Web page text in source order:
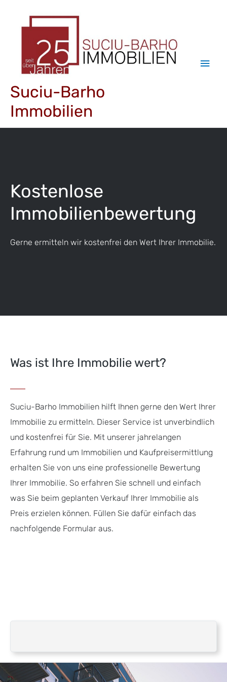
Suciu-Barho
Immobilien
Kostenlose
Immobilienbewertung
Gerne ermitteln wir kostenfrei den Wert Ihrer Immobilie.
Was ist Ihre Immobilie wert?
Suciu-Barho Immobilien hilft Ihnen gerne den Wert Ihrer
Immobilie zu ermitteln. Dieser Service ist unverbindlich
und kostenfrei für Sie. Mit unserer jahrelangen
Erfahrung rund um Immobilien und Kaufpreisermittlung
erhalten Sie von uns eine professionelle Bewertung
Ihrer Immobilie. So erfahren Sie schnell und einfach
was Sie beim geplanten Verkauf Ihrer Immobilie als
Preis erzielen können. Füllen Sie dafür einfach das
nachfolgende Formular aus.